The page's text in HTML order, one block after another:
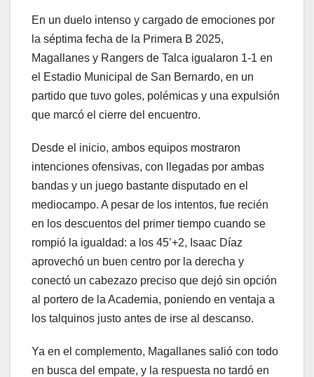
En un duelo intenso y cargado de emociones por
la séptima fecha de la Primera B 2025,
Magallanes y Rangers de Talca igualaron 1-1 en
el Estadio Municipal de San Bernardo, en un
partido que tuvo goles, polémicas y una expulsión
que marcó el cierre del encuentro.
Desde el inicio, ambos equipos mostraron
intenciones ofensivas, con llegadas por ambas
bandas y un juego bastante disputado en el
mediocampo. A pesar de los intentos, fue recién
en los descuentos del primer tiempo cuando se
rompió la igualdad: a los 45’+2, Isaac Díaz
aprovechó un buen centro por la derecha y
conectó un cabezazo preciso que dejó sin opción
al portero de la Academia, poniendo en ventaja a
los talquinos justo antes de irse al descanso.
Ya en el complemento, Magallanes salió con todo
en busca del empate, y la respuesta no tardó en